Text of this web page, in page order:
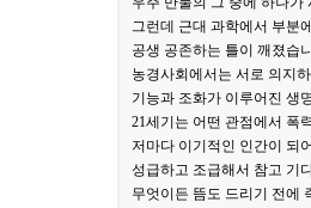
그런데 근대 과학에서 부분
공생 공존하는 틀이 깨졌습
농경사회에서는 서로 의지
기능과 조화가 이루어진 생
21세기는 어떤 관점에서 폭
저마다 이기적인 인간이 되
성급하고 조급해서 참고 기
무엇이든 뜸도 드리기 전에